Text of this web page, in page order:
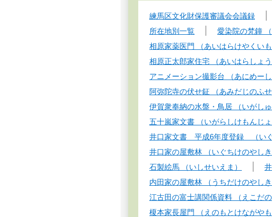
練馬区文化財保護審議会会議録
所在地別一覧
愛染院の梵鐘
相原家薬医門 （あいはらけやくいも
相原正太郎家住宅 （あいはらしょ
アニメーション撮影台 （あにめー
阿弥陀寺の伏せ鉦 （あみだじのふせ
伊賀衆奉納の水盤・鳥居 （いがし
五十嵐家文書 （いがらしけもんじょ
井口家文書 平成6年度登録 （いぐ
井口家の屋敷林 （いぐちけのやしき
石製絵馬 （いしせいえま）
内田家の屋敷林 （うちだけのやしき
江古田の富士講関係資料 （えこだ
榎本家長屋門 （えのもとけながやも